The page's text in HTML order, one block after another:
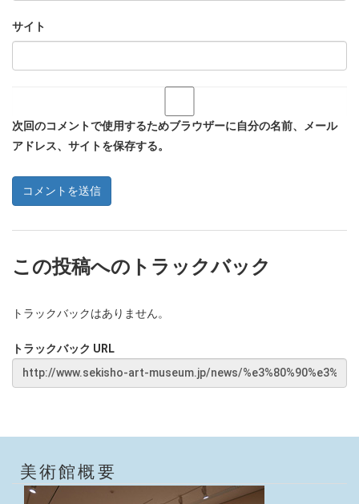
サイト
次回のコメントで使用するためブラウザーに自分の名前、メール
アドレス、サイトを保存する。
この投稿へのトラックバック
トラックバックはありません。
トラックバック URL
美術館概要